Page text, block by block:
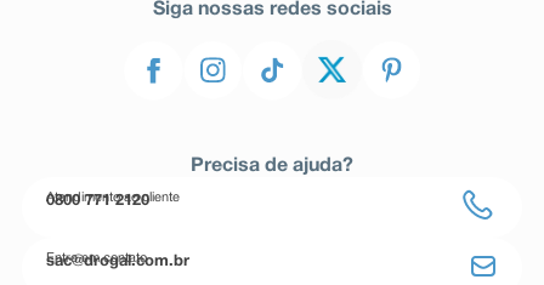
Siga nossas redes sociais
Precisa de ajuda?
Atendimento ao cliente
0800 771 2120
Entre em contato
sac@drogal.com.br